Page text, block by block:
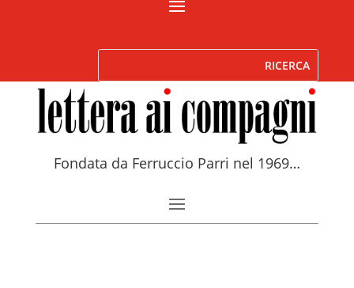
Fondata da Ferruccio Parri nel 1969…